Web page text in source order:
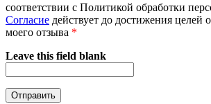
соответствии с Политикой обработки
Согласие действует до достижения целей
моего отзыва *
Leave this field blank